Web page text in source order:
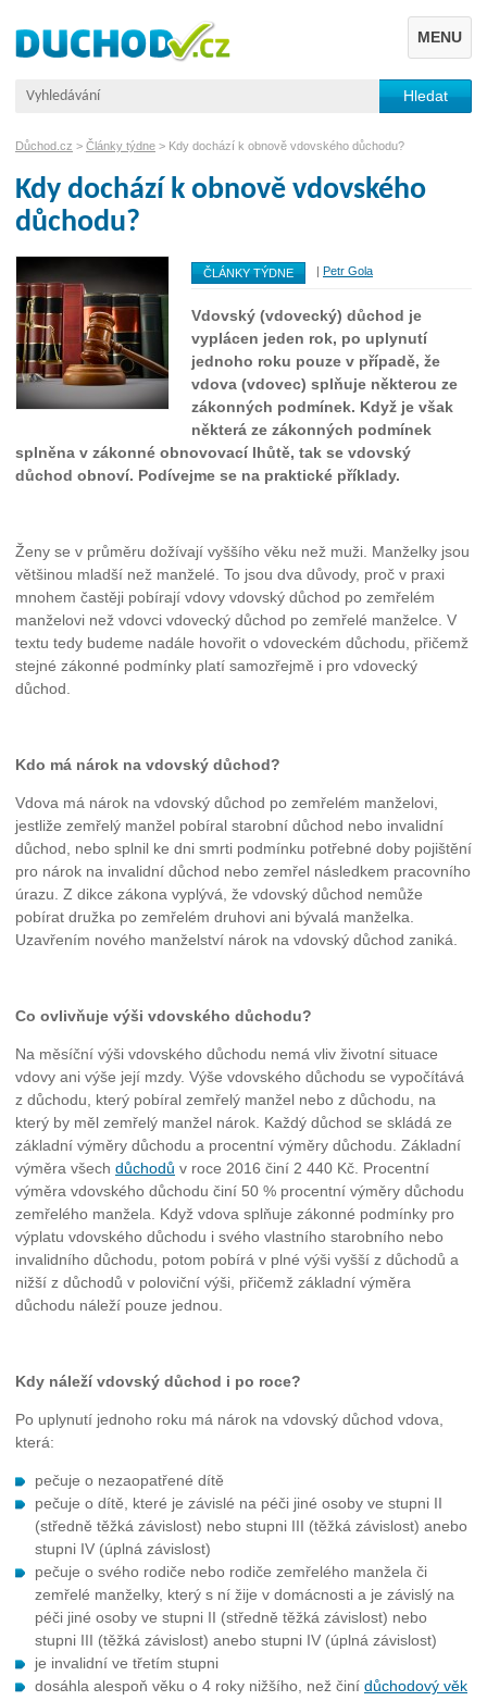
MENU
Důchod.cz > Články týdne > Kdy dochází k obnově vdovského důchodu?
Kdy dochází k obnově vdovského
důchodu?
ČLÁNKY TÝDNE Petr Gola
Vdovský (vdovecký) důchod je
vyplácen jeden rok, po uplynutí
jednoho roku pouze v případě, že
vdova (vdovec) splňuje některou ze
zákonných podmínek. Když je však
některá ze zákonných podmínek
splněna v zákonné obnovovací lhůtě, tak se vdovský
důchod obnoví. Podívejme se na praktické příklady.
Ženy se v průměru dožívají vyššího věku než muži. Manželky jsou
většinou mladší než manželé. To jsou dva důvody, proč v praxi
mnohem častěji pobírají vdovy vdovský důchod po zemřelém
manželovi než vdovci vdovecký důchod po zemřelé manželce. V
textu tedy budeme nadále hovořit o vdoveckém důchodu, přičemž
stejné zákonné podmínky platí samozřejmě i pro vdovecký
důchod.
Kdo má nárok na vdovský důchod?
Vdova má nárok na vdovský důchod po zemřelém manželovi,
jestliže zemřelý manžel pobíral starobní důchod nebo invalidní
důchod, nebo splnil ke dni smrti podmínku potřebné doby pojištění
pro nárok na invalidní důchod nebo zemřel následkem pracovního
úrazu. Z dikce zákona vyplývá, že vdovský důchod nemůže
pobírat družka po zemřelém druhovi ani bývalá manželka.
Uzavřením nového manželství nárok na vdovský důchod zaniká.
Co ovlivňuje výši vdovského důchodu?
Na měsíční výši vdovského důchodu nemá vliv životní situace
vdovy ani výše její mzdy. Výše vdovského důchodu se vypočítává
z důchodu, který pobíral zemřelý manžel nebo z důchodu, na
který by měl zemřelý manžel nárok. Každý důchod se skládá ze
základní výměry důchodu a procentní výměry důchodu. Základní
výměra všech důchodů v roce 2016 činí 2 440 Kč. Procentní
výměra vdovského důchodu činí 50 % procentní výměry důchodu
zemřelého manžela. Když vdova splňuje zákonné podmínky pro
výplatu vdovského důchodu i svého vlastního starobního nebo
invalidního důchodu, potom pobírá v plné výši vyšší z důchodů a
nižší z důchodů v poloviční výši, přičemž základní výměra
důchodu náleží pouze jednou.
Kdy náleží vdovský důchod i po roce?
Po uplynutí jednoho roku má nárok na vdovský důchod vdova,
která:
pečuje o nezaopatřené dítě
pečuje o dítě, které je závislé na péči jiné osoby ve stupni II
(středně těžká závislost) nebo stupni III (těžká závislost) anebo
stupni IV (úplná závislost)
pečuje o svého rodiče nebo rodiče zemřelého manžela či
zemřelé manželky, který s ní žije v domácnosti a je závislý na
péči jiné osoby ve stupni II (středně těžká závislost) nebo
stupni III (těžká závislost) anebo stupni IV (úplná závislost)
je invalidní ve třetím stupni
dosáhla alespoň věku o 4 roky nižšího, než činí důchodový věk